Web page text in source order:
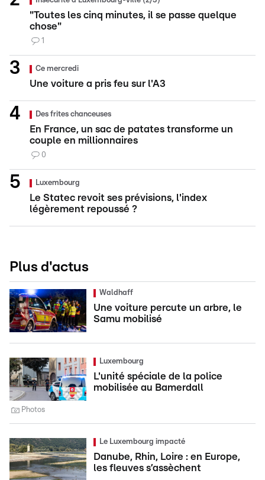
"Toutes les cinq minutes, il se passe quelque
chose"
1
Ce mercredi
Une voiture a pris feu sur l'A3
Des frites chanceuses
En France, un sac de patates transforme un
couple en millionnaires
0
Luxembourg
Le Statec revoit ses prévisions, l'index
légèrement repoussé ?
Plus d'actus
Waldhaff
Une voiture percute un arbre, le
Samu mobilisé
Luxembourg
L'unité spéciale de la police
mobilisée au Bamerdall
Photos
Le Luxembourg impacté
Danube, Rhin, Loire : en Europe,
les fleuves s’assèchent